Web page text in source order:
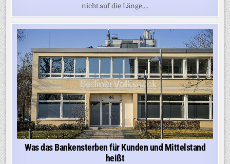
nicht auf die Länge,...
Was das Bankensterben für Kunden und Mittelstand
heißt